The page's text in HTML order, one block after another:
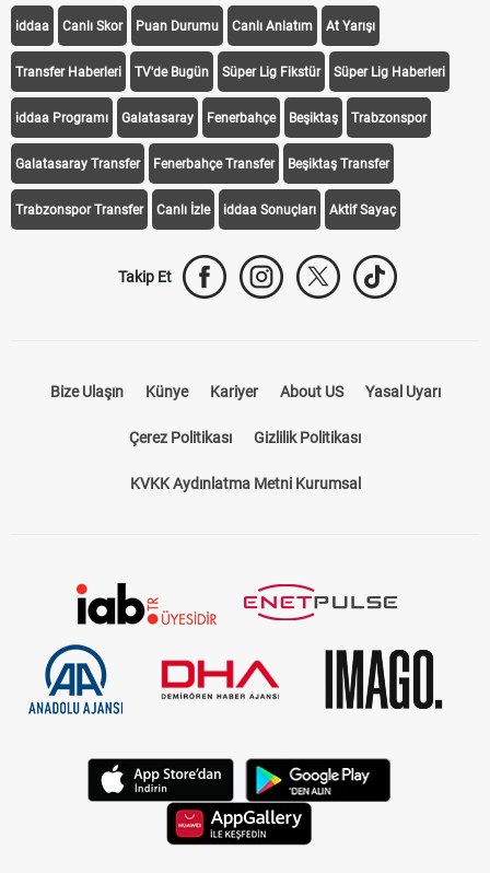
iddaa Canlı Skor Puan Durumu Canlı Anlatım At Yarışı
Transfer Haberleri TV'de Bugün Süper Lig Fikstür Süper Lig Haberleri
iddaa Programı Galatasaray Fenerbahçe Beşiktaş Trabzonspor
Galatasaray Transfer Fenerbahçe Transfer Beşiktaş Transfer
Trabzonspor Transfer Canlı İzle iddaa Sonuçları Aktif Sayaç
Takip Et
Bize Ulaşın Künye Kariyer About US Yasal Uyarı
Çerez Politikası Gizlilik Politikası
KVKK Aydınlatma Metni Kurumsal